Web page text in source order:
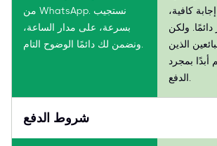
من WhatsApp. نستجيب
بسرعة، على مدار الساعة،
كافية،
ولكن
الذين
أبدًا بمجرد
شروط الدفع